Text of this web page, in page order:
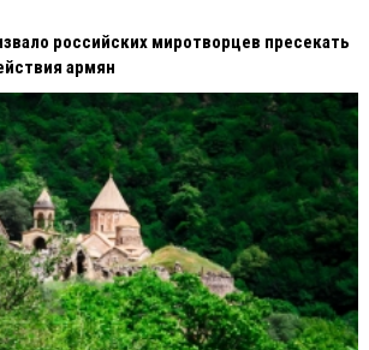
российских миротворцев пресекать
армян